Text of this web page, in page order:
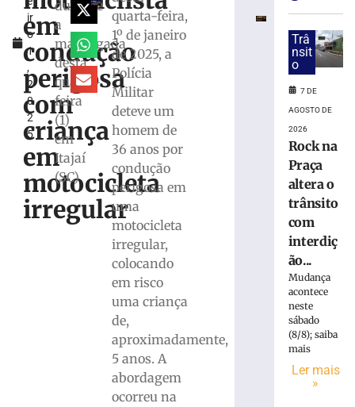
ir
o
1
,
2
0
2
5
em
condução
perigosa
com
criança
em
motocicleta
irregular
durante
a
madrugada
desta
quarta-
feira
(1)
em
Itajaí
(SC)
quarta-feira,
1º de janeiro
de 2025, a
Polícia
Militar
deteve um
homem de
36 anos por
condução
perigosa em
uma
motocicleta
irregular,
colocando
em risco
uma criança
de,
aproximadamente,
5 anos. A
abordagem
ocorreu na
parcialmente
submerso
mangue
prende
mulher
suspeita
Trâ
nsit
o
7 DE
AGOSTO DE
2026
Rock na
Praça
altera o
trânsito
com
interdiç
ão...
Mudança
acontece
neste
sábado
(8/8); saiba
mais
Ler mais
»